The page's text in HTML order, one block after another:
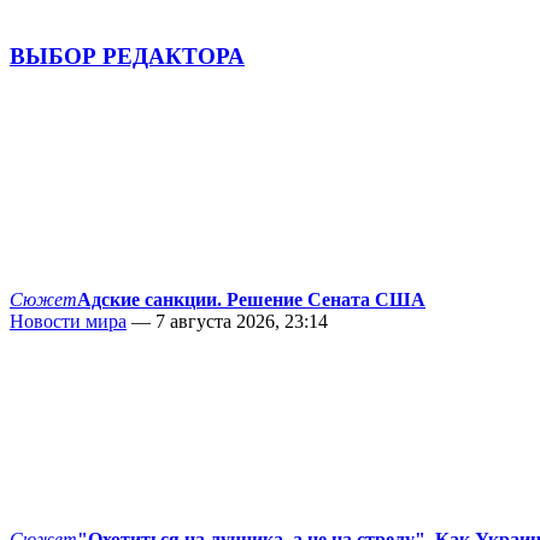
ВЫБОР РЕДАКТОРА
СюжетАдские санкции. Решение Сената США
Новости мира — 7 августа 2026, 23:14